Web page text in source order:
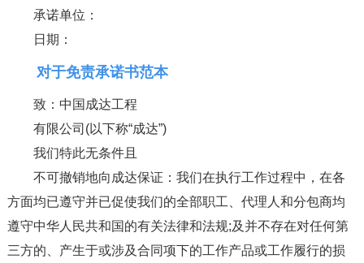
承诺单位：
日期：
对于免责承诺书范本
致：中国成达工程
有限公司(以下称“成达”)
我们特此无条件且
不可撤销地向成达保证：我们在执行工作过程中，在各
方面均已遵守并已促使我们的全部职工、代理人和分包商均
遵守中华人民共和国的有关法律和法规;及并不存在对任何第
三方的、产生于或涉及合同项下的工作产品或工作履行的损